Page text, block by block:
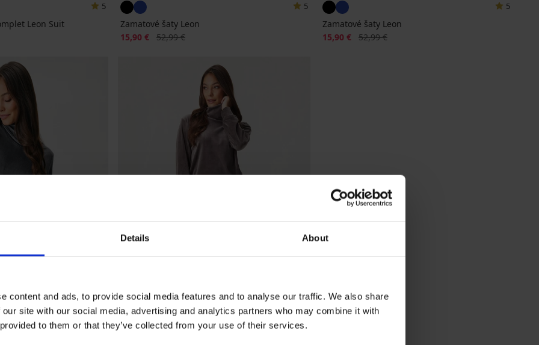
Details About
content and ads, to provide social media features and to analyse our traffic. We also share
site with our social media, advertising and analytics partners who may combine it with
to them or that they’ve collected from your use of their services.
5
Leon Suit
5
Zamatové šaty Leon
Zľava
15,90 € Pôvodná cena
52,99 €
5
Zamatové šaty Leon
Zľava
15,90 € Pôvodná cena
52,99 €